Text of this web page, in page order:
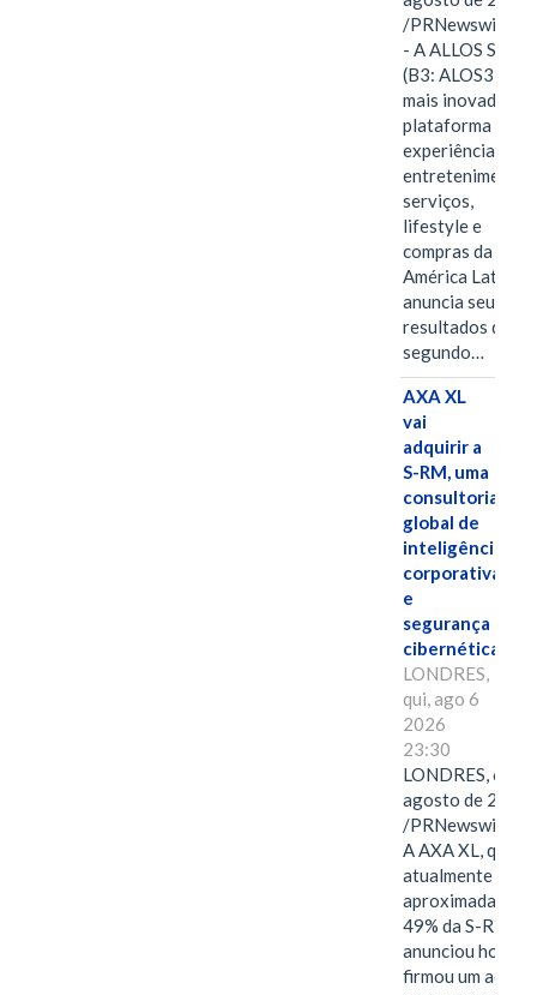
/PRNewswire/ -
- A ALLOS S.A.
(B3: ALOS3), a
mais inovadora
plataforma de
experiências,
entretenimento,
serviços,
lifestyle e
compras da
América Latina
anuncia seus
resultados do
segundo…
AXA XL
vai
adquirir a
S-RM, uma
consultoria
global de
inteligência
corporativa
e
segurança
cibernética
LONDRES,
qui, ago 6
2026
23:30
LONDRES, 6 de
agosto de 2026
/PRNewswire/ --
A AXA XL, que
atualmente
49% da S-RM,
anunciou hoje
firmou um